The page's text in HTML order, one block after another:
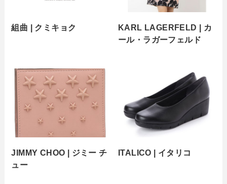
組曲 | クミキョク
KARL LAGERFELD | カ
ール・ラガーフェルド
JIMMY CHOO | ジミー チ
ュー
ITALICO | イタリコ